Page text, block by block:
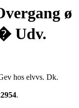
ø
Udv.
hos elvvs. Dk.
.